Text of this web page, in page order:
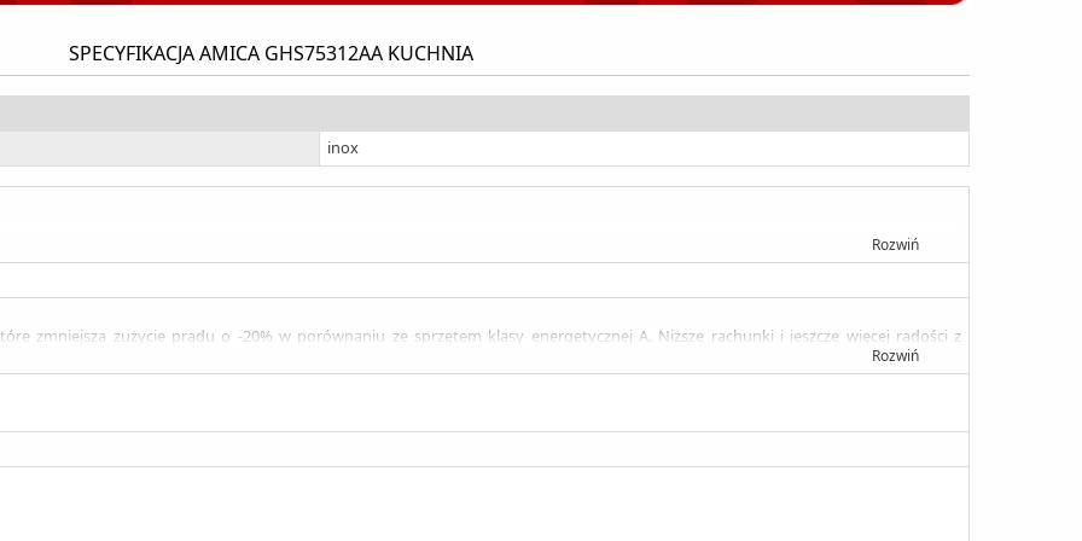
SPECYFIKACJA AMICA GHS75312AA KUCHNIA
inox
Rozwiń
zmniejsza zużycie prądu o -20% w porównaniu ze sprzętem klasy energetycznej A. Niższe rachunki i jeszcze więcej radości z
a jednocześnie bardzo łatwe do utrzymania w czystości. Ruszty żeliwne gwarantują wygodę i bezpieczeństwo użytkowania.
Rozwiń